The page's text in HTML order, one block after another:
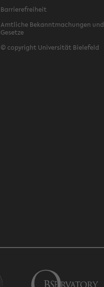
Barrierefreiheit
Amtliche Bekanntmachungen und
Gesetze
© copyright Universität Bielefeld